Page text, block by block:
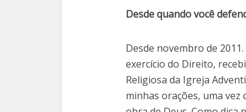
Desde quando você
Desde novembro de
exercício do Direito,
Religiosa da Igreja
minhas orações, uma